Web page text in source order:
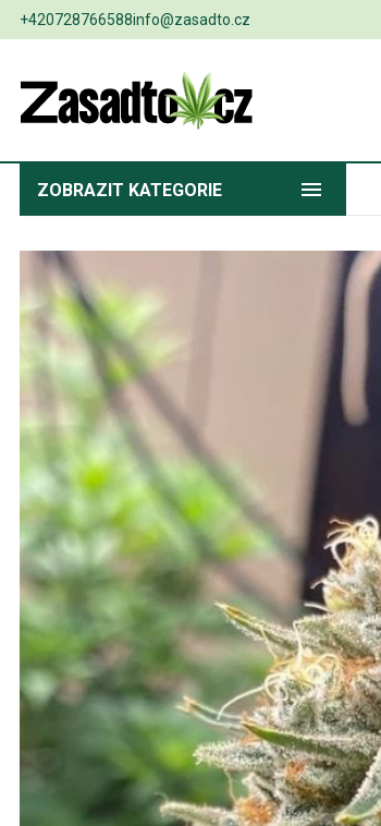
+420728766588info@zasadto.cz
ZOBRAZIT KATEGORIE